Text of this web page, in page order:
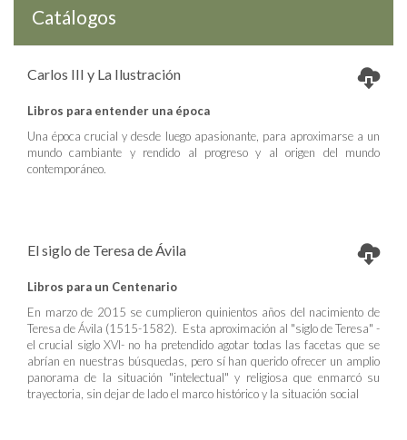
Catálogos
Carlos III y La Ilustración
Libros para entender una época
Una época crucial y desde luego apasionante, para aproximarse a un
mundo cambiante y rendido al progreso y al origen del mundo
contemporáneo.
El siglo de Teresa de Ávila
Libros para un Centenario
En marzo de 2015 se cumplieron quinientos años del nacimiento de
Teresa de Ávila (1515-1582). Esta aproximación al "siglo de Teresa" -
el crucial siglo XVI- no ha pretendido agotar todas las facetas que se
abrían en nuestras búsquedas, pero sí han querido ofrecer un amplio
panorama de la situación "intelectual" y religiosa que enmarcó su
trayectoria, sin dejar de lado el marco histórico y la situación social